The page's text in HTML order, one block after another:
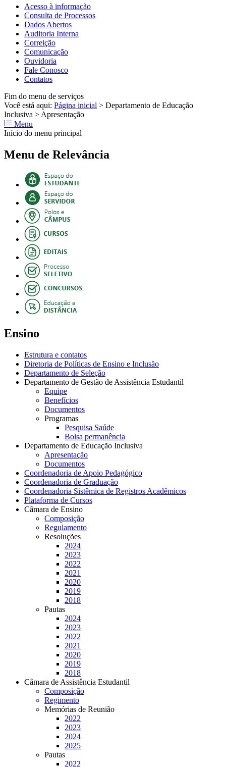
Acesso à informação
Consulta de Processos
Dados Abertos
Auditoria Interna
Correição
Comunicação
Ouvidoria
Fale Conosco
Contatos
Fim do menu de serviços
Você está aqui: Página inicial > Departamento de Educação
Inclusiva > Apresentação
Menu
Início do menu principal
Menu de Relevância
Ensino
Estrutura e contatos
Diretoria de Políticas de Ensino e Inclusão
Departamento de Seleção
Departamento de Gestão de Assistência Estudantil
Equipe
Benefícios
Documentos
Programas
Pesquisa Saúde
Bolsa permanência
Departamento de Educação Inclusiva
Apresentação
Documentos
Coordenadoria de Apoio Pedagógico
Coordenadoria de Graduação
Coordenadoria Sistêmica de Registros Acadêmicos
Plataforma de Cursos
Câmara de Ensino
Composição
Regulamento
Resoluções
2024
2023
2022
2021
2020
2019
2018
Pautas
2024
2023
2022
2021
2020
2019
2018
Câmara de Assistência Estudantil
Composição
Regimento
Memórias de Reunião
2022
2023
2024
2025
Pautas
2022